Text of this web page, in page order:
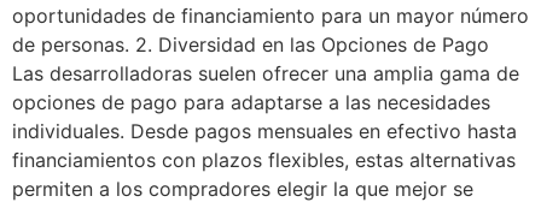
oportunidades de financiamiento para un mayor número
de personas. 2. Diversidad en las Opciones de Pago
Las desarrolladoras suelen ofrecer una amplia gama de
opciones de pago para adaptarse a las necesidades
individuales. Desde pagos mensuales en efectivo hasta
financiamientos con plazos flexibles, estas alternativas
permiten a los compradores elegir la que mejor se